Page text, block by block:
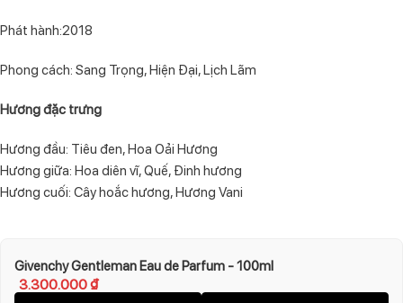
Phát hành:2018
Phong cách: Sang Trọng, Hiện Đại, Lịch Lãm
Hương đặc trưng
Hương đầu: Tiêu đen, Hoa Oải Hương
Hương giữa: Hoa diên vĩ, Quế, Đinh hương
Hương cuối: Cây hoắc hương, Hương Vani
Givenchy Gentleman Eau de Parfum - 100ml
3.300.000₫